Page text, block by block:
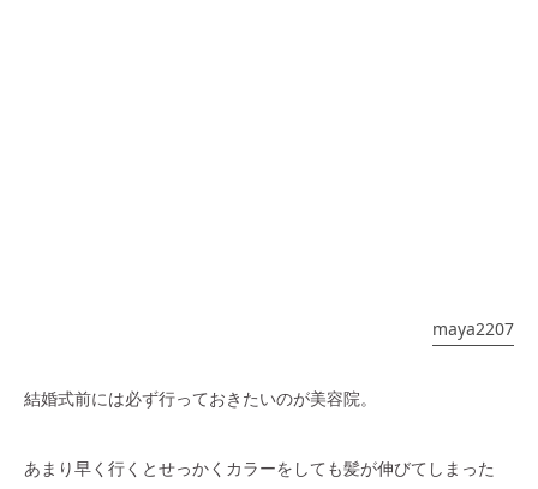
maya2207
結婚式前には必ず行っておきたいのが美容院。
あまり早く行くとせっかくカラーをしても髪が伸びてしまった